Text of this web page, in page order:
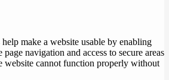
make a website usable by enabling
navigation and access to secure areas
website cannot function properly without